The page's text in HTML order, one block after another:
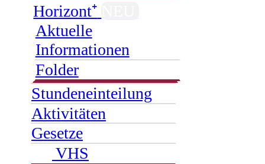
Horizont⁺
Aktuelle
Informationen
Folder
Stundeneinteilung
Aktivitäten
Gesetze
VHS